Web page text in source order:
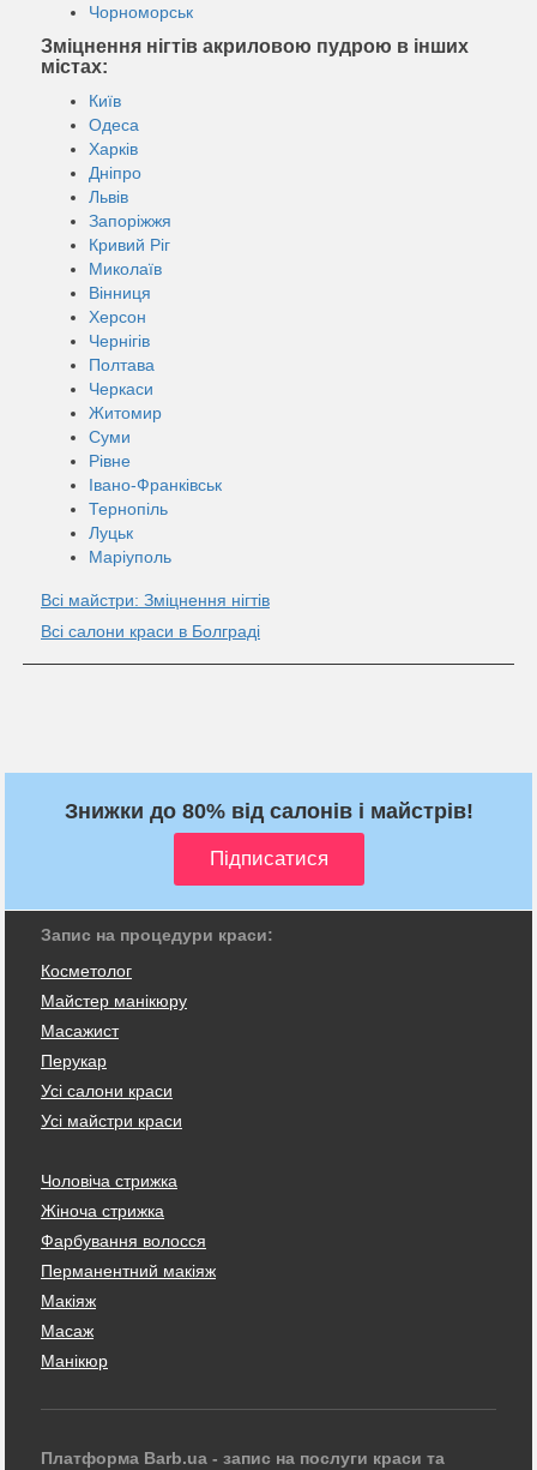
Чорноморськ
Зміцнення нігтів акриловою пудрою в інших
містах:
Київ
Одеса
Харків
Дніпро
Львів
Запоріжжя
Кривий Ріг
Миколаїв
Вінниця
Херсон
Чернігів
Полтава
Черкаси
Житомир
Суми
Рівне
Івано-Франківськ
Тернопіль
Луцьк
Маріуполь
Всі майстри: Зміцнення нігтів
Всі салони краси в Болграді
Знижки до 80% від салонів і майстрів!
Запис на процедури краси:
Косметолог
Майстер манікюру
Масажист
Перукар
Усі салони краси
Усі майстри краси
Чоловіча стрижка
Жіноча стрижка
Фарбування волосся
Перманентний макіяж
Макіяж
Масаж
Манікюр
Платформа Barb.ua - запис на послуги краси та